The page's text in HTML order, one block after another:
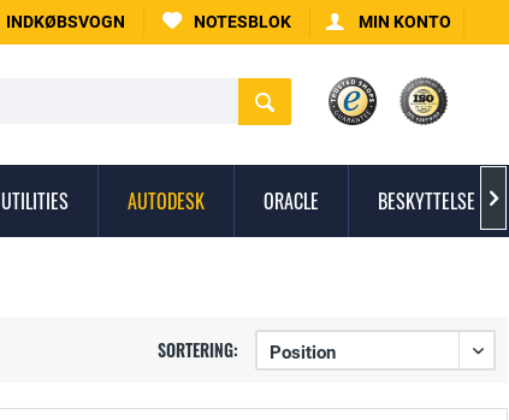
INDKØBSVOGN NOTESBLOK MIN KONTO
UTILITIES AUTODESK ORACLE BESKYTTELSE 
SORTERING: